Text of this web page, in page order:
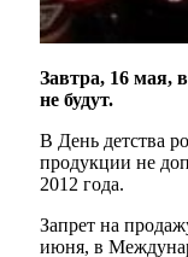
Завтра, 16 мая,
не будут.
В День детства
продукции не
2012 года.
Запрет на
июня, в